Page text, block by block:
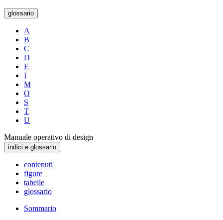
glossario
A
B
C
D
E
I
M
O
S
T
U
Manuale operativo di design
indici e glossario
contenuti
figure
tabelle
glossario
Sommario